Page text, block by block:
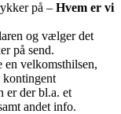
på – Hvem er vi
og vælger det
på send.
en velkomsthilsen,
kontingent
er der bl.a. et
andet info.